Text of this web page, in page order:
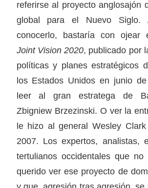
referirse al proyecto anglosajón
global para el Nuevo Siglo.
conocerlo, bastaría con ojear
Joint Vision 2020, publicado por
políticas y planes estratégicos
los Estados Unidos en junio
leer al gran estratega de
Zbigniew Brzezinski. O ver la
le hizo al general Wesley
2007. Los expertos, analistas,
tertulianos occidentales que
querido ver ese proyecto de